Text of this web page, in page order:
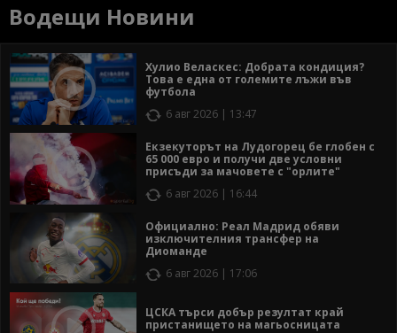
Водещи Новини
Хулио Веласкес: Добрата кондиция?
Това е една от големите лъжи във
футбола
6 авг 2026 | 13:47
Екзекуторът на Лудогорец бе глобен с
65 000 евро и получи две условни
присъди за мачовете с "орлите"
6 авг 2026 | 16:44
Официално: Реал Мадрид обяви
изключителния трансфер на
Диоманде
6 авг 2026 | 17:06
ЦСКА търси добър резултат край
пристанището на магьосницата